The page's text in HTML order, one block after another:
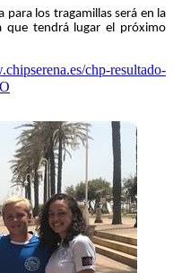
será en la
que tendrá lugar el próximo
chp-resultado-